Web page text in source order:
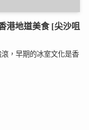
港地道美食 [尖沙咀
，早期的冰室文化是香